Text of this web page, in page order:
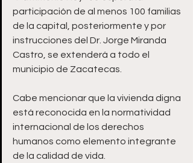
participación de al menos 100 familias
de la capital, posteriormente y por
instrucciones del Dr. Jorge Miranda
Castro, se extenderá a todo el
municipio de Zacatecas.
Cabe mencionar que la vivienda digna
está reconocida en la normatividad
internacional de los derechos
humanos como elemento integrante
de la calidad de vida.